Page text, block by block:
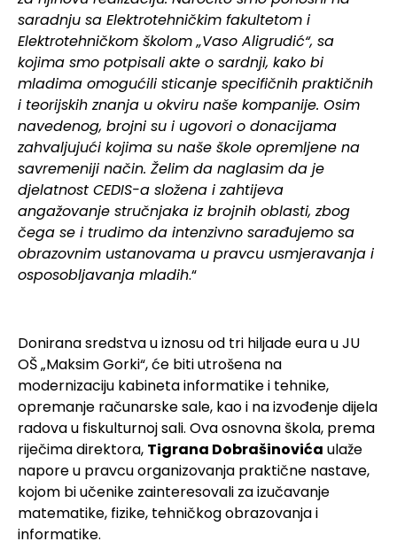
saradnju sa Elektrotehničkim fakultetom i
Elektrotehničkom školom „Vaso Aligrudić“, sa
kojima smo potpisali akte o sardnji, kako bi
mladima omogućili sticanje specifičnih praktičnih
i teorijskih znanja u okviru naše kompanije. Osim
navedenog, brojni su i ugovori o donacijama
zahvaljujući kojima su naše škole opremljene na
savremeniji način. Želim da naglasim da je
djelatnost CEDIS-a složena i zahtijeva
angažovanje stručnjaka iz brojnih oblasti, zbog
čega se i trudimo da intenzivno sarađujemo sa
obrazovnim ustanovama u pravcu usmjeravanja i
osposobljavanja mladih.“
Donirana sredstva u iznosu od tri hiljade eura u JU
OŠ „Maksim Gorki“, će biti utrošena na
modernizaciju kabineta informatike i tehnike,
opremanje računarske sale, kao i na izvođenje dijela
radova u fiskulturnoj sali. Ova osnovna škola, prema
riječima direktora, Tigrana Dobrašinovića ulaže
napore u pravcu organizovanja praktične nastave,
kojom bi učenike zainteresovali za izučavanje
matematike, fizike, tehničkog obrazovanja i
informatike.